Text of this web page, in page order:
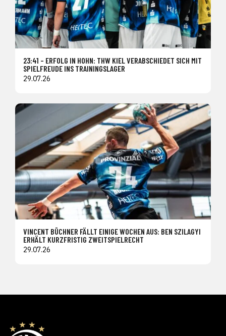
23:41 – ERFOLG IN HOHN: THW KIEL VERABSCHIEDET SICH MIT
SPIELFREUDE INS TRAININGSLAGER
29.07.26
VINCENT BÜCHNER FÄLLT EINIGE WOCHEN AUS: BEN SZILAGYI
ERHÄLT KURZFRISTIG ZWEITSPIELRECHT
29.07.26